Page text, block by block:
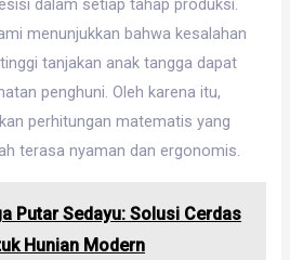
dalam setiap tahap produksi.
menunjukkan bahwa kesalahan
tanjakan anak tangga dapat
penghuni. Oleh karena itu,
perhitungan matematis yang
terasa nyaman dan ergonomis.
Putar Sedayu: Solusi Cerdas
Hunian Modern